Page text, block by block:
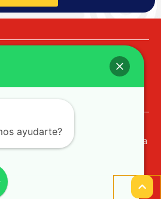
Profesionales de Colombia
ayudarte?